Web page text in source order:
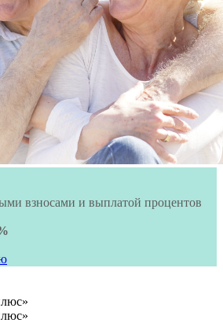
взносами и выплатой процентов